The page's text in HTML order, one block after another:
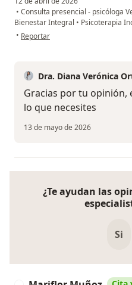
• Consulta presencial - psicóloga
Bienestar Integral • Psicoterapia
• en opinión del usuario LFR
Reportar
Dra. Diana Verónica
Gracias por tu opinión,
lo que necesites
13 de mayo de 2026
¿Te ayudan las
Si